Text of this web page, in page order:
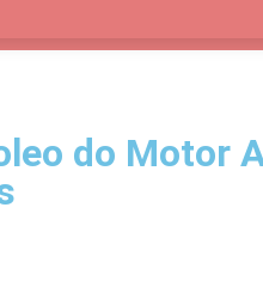
do Motor